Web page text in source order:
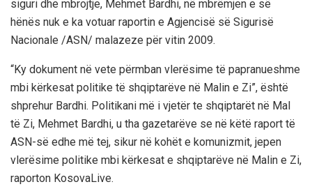
siguri dhe mbrojtje, Mehmet Bardhi, në mbrëmjen e së
hënës nuk e ka votuar raportin e Agjencisë së Sigurisë
Nacionale /ASN/ malazeze për vitin 2009.
“Ky dokument në vete përmban vlerësime të papranueshme
mbi kërkesat politike të shqiptarëve në Malin e Zi”, është
shprehur Bardhi. Politikani më i vjetër te shqiptarët në Mal
të Zi, Mehmet Bardhi, u tha gazetarëve se në këtë raport të
ASN-së edhe më tej, sikur në kohët e komunizmit, jepen
vlerësime politike mbi kërkesat e shqiptarëve në Malin e Zi,
raporton KosovaLive.